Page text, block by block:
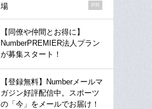
場
PR
【同僚や仲間とお得に】
NumberPREMIER法人プラン
が募集スタート！
【登録無料】Numberメールマ
ガジン好評配信中。スポーツ
の「今」をメールでお届け！